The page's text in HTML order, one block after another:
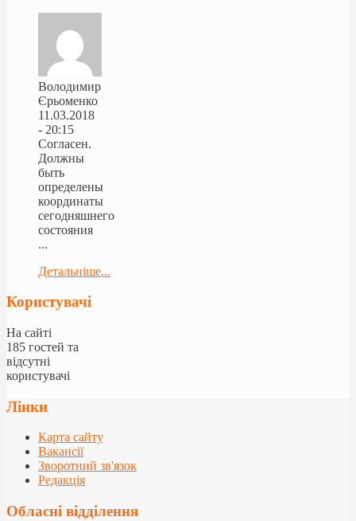
Володимир
Єрьоменко
11.03.2018
- 20:15
Согласен.
Должны
быть
определены
координаты
сегодняшнего
состояния
...
Детальніше...
Користувачі
На сайті
185 гостей та
відсутні
користувачі
Лінки
Карта сайту
Вакансії
Зворотний зв'язок
Редакція
Обласні відділення